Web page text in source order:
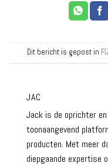
Dit bericht is gepost in
JAC
Jack is de oprichter en
toonaangevend
producten. Met meer
diepgaande expertise